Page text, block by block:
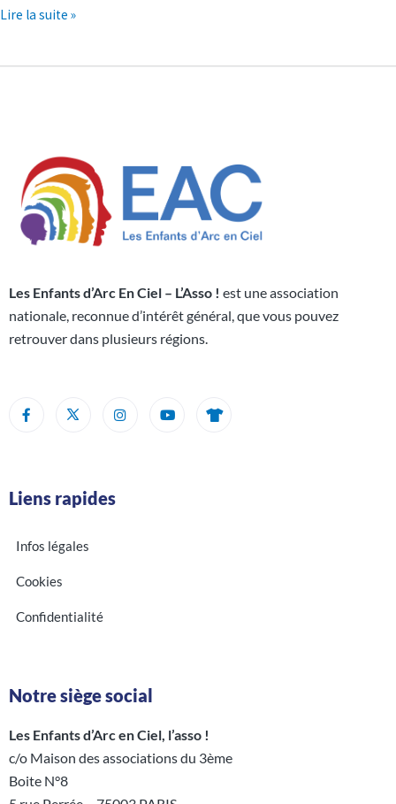
Lire la suite »
Les Enfants d’Arc En Ciel – L’Asso ! est une association
nationale, reconnue d’intérêt général, que vous pouvez
retrouver dans plusieurs régions.
Liens rapides
Infos légales
Cookies
Confidentialité
Notre siège social
Les Enfants d’Arc en Ciel, l’asso !
c/o Maison des associations du 3ème
Boite N°8